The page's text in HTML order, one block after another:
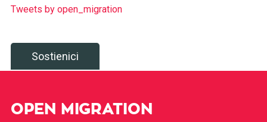
Tweets by open_migration
Sostienici
OPEN MIGRATION